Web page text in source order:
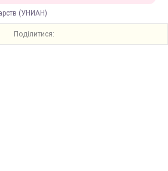
(УНИАН)
Поділитися: